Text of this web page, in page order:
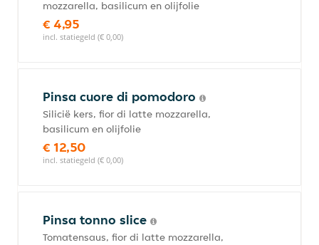
mozzarella, basilicum en olijfolie
€ 4,95
incl. statiegeld (€ 0,00)
Pinsa cuore di pomodoro
Silicië kers, fior di latte mozzarella,
basilicum en olijfolie
€ 12,50
incl. statiegeld (€ 0,00)
Pinsa tonno slice
Tomatensaus, fior di latte mozzarella,